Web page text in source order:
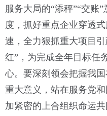
服务大局的“添秤”“交账
度，抓好重点企业穿透
速，全力狠抓重大项目
红”，为完成全年目标任
心。要深刻领会把握我
重大意义，站在服务党
加紧密的上合组织命运